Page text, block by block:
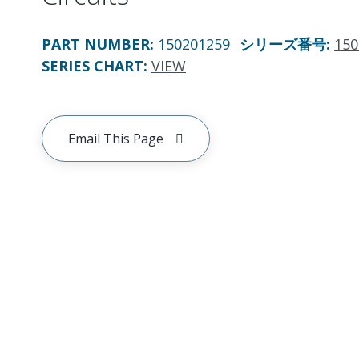
PART NUMBER: 150201259 シリーズ番号:
SERIES CHART: VIEW
Email This Page